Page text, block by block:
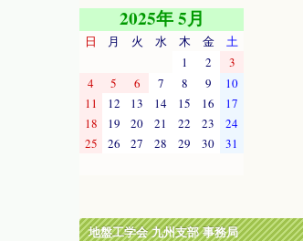
2025年 5月
日 月 火 水 木 金
土
1
2
3
4
5 6 7 8 9
10
11
12 13 14 15 16
17
18
19 20 21 22 23
24
25
26 27 28 29 30 31
地盤工学会 九州支部 事務局